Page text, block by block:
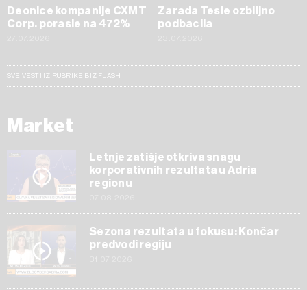
Deonice kompanije CXMT
Corp. porasle na 472%
Zarada Tesle ozbiljno
podbacila
SVE VESTI IZ RUBRIKE BIZ FLASH
Market
Letnje zatišje otkriva snagu
korporativnih rezultata u Adria
regionu
Sezona rezultata u fokusu: Končar
predvodi regiju